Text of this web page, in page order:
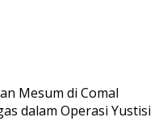
Mesum di Comal
dalam Operasi Yustisi